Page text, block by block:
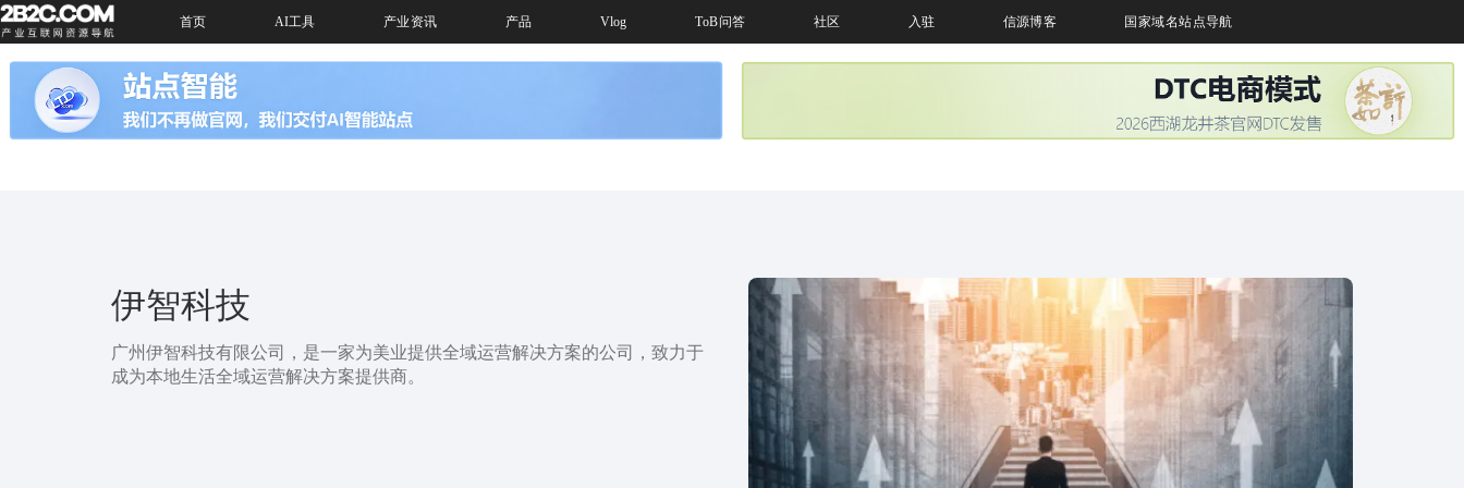
首页 AI工具 产业资讯 产品 Vlog ToB问答 社区 入驻 信源博客 国家域名站点导航
伊智科技
广州伊智科技有限公司，是一家为美业提供全域运营解决方案的公司，致力于
成为本地生活全域运营解决方案提供商。